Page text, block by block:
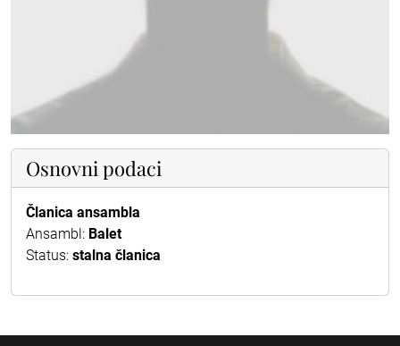
Osnovni podaci
Članica ansambla
Ansambl: Balet
Status: stalna članica